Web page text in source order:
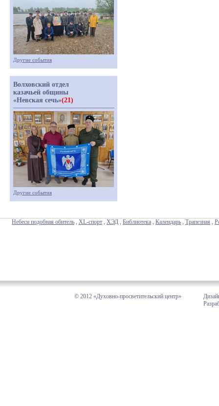
Другие события
Волховский отдел
казачьей общины
«Невская сечь»(21)
Другие события
Небеси подобная обитель , XL-спорт , ХЭД , Библиотека , Календарь , Трапезная ,
© 2012 «Духовно-просветительский центр»